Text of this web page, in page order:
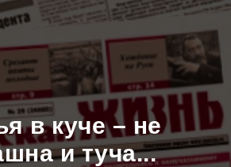
в куче – не
и туча...